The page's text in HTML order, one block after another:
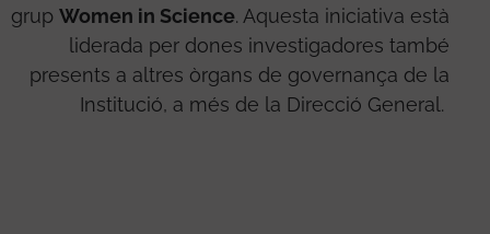
grupWomen in Science. Aquesta iniciativa està
liderada per dones investigadores també
presents a altres òrgans de governança de la
Institució, a més de la Direcció General.